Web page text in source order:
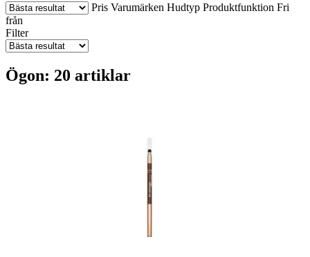
Pris Varumärken Hudtyp Produktfunktion Fri
från
Filter
Ögon: 20 artiklar